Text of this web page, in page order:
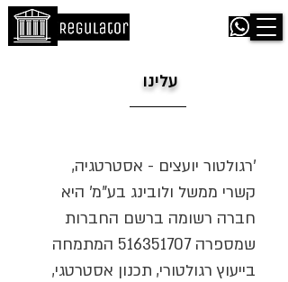
עלינו
'רגולטור יועצים - אסטרטגיה,
קשרי ממשל ולובינג בע"מ' היא
חברה רשומה ברשם החברות
שמספרה516351707 המתמחה
בייעוץ רגולטורי, תכנון אסטרטגי,